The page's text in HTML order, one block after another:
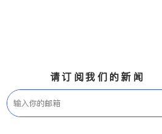
请订阅我们的新闻